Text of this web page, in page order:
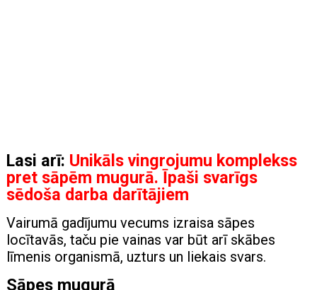
Lasi arī: Unikāls vingrojumu komplekss
pret sāpēm mugurā. Īpaši svarīgs
sēdoša darba darītājiem
Vairumā gadījumu vecums izraisa sāpes
locītavās, taču pie vainas var būt arī skābes
līmenis organismā, uzturs un liekais svars.
Sāpes mugurā